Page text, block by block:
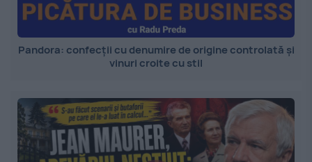
Pandora: confecții cu denumire de origine controlată și
vinuri croite cu stil